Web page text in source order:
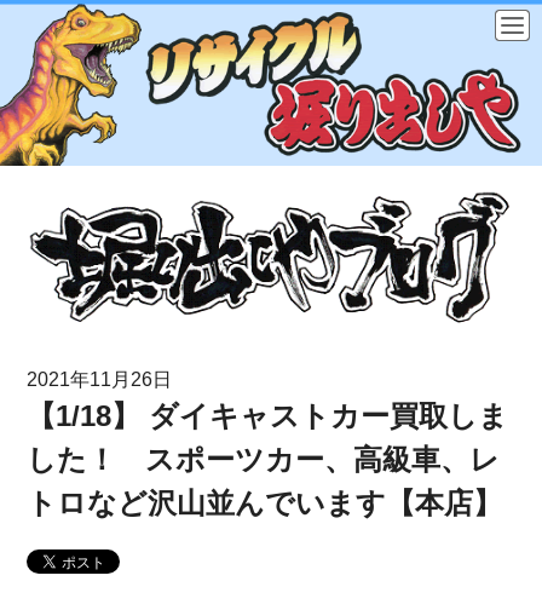
2021年11月26日
【1/18】 ダイキャストカー買取しま
した！ スポーツカー、高級車、レ
トロなど沢山並んでいます【本店】